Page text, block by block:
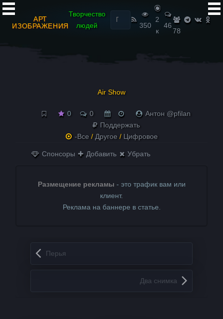
АРТ
ИЗОБРАЖЕНИЯ
Творчество
людей
Найти:
350
2
к
46
78
Air Show
0 0
Антон @pfilan
Поддержать
-Все / Другое / Цифровое
Спонсоры Добавить Убрать
Размещение рекламы - это трафик вам или
клиент.
Реклама на баннере в статье.
Запись навигация
Перья
Два снимка